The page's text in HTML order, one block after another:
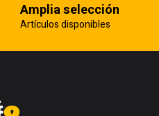
Amplia selección
Artículos disponibles